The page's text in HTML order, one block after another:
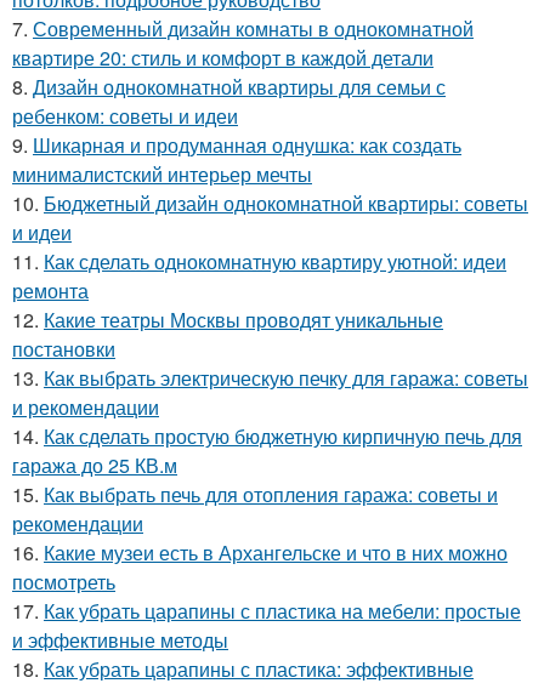
7. Современный дизайн комнаты в однокомнатной
квартире 20: стиль и комфорт в каждой детали
8. Дизайн однокомнатной квартиры для семьи с
ребенком: советы и идеи
9. Шикарная и продуманная однушка: как создать
минималистский интерьер мечты
10. Бюджетный дизайн однокомнатной квартиры: советы
и идеи
11. Как сделать однокомнатную квартиру уютной: идеи
ремонта
12. Какие театры Москвы проводят уникальные
постановки
13. Как выбрать электрическую печку для гаража: советы
и рекомендации
14. Как сделать простую бюджетную кирпичную печь для
гаража до 25 КВ.м
15. Как выбрать печь для отопления гаража: советы и
рекомендации
16. Какие музеи есть в Архангельске и что в них можно
посмотреть
17. Как убрать царапины с пластика на мебели: простые
и эффективные методы
18. Как убрать царапины с пластика: эффективные